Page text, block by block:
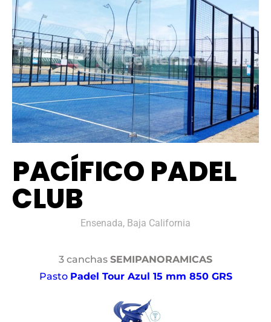
PACÍFICO PADEL
CLUB
Ensenada, Baja California
3 canchas SEMIPANORAMICAS
Pasto Padel Tour Azul 15 mm 850 GRS